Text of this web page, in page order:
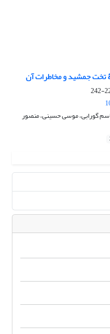
تخت جمشید و مخاطرات آن
گورابی، موسی حسینی، منصور